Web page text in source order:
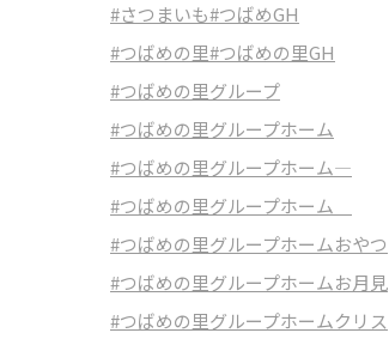
#さつまいも#つばめGH
#つばめの里#つばめの里GH
#つばめの里グループ
#つばめの里グループホーム
#つばめの里グループホーム―
#つばめの里グループホーム
#つばめの里グループホームおやつ
#つばめの里グループホームお月見
#つばめの里グループホームクリス